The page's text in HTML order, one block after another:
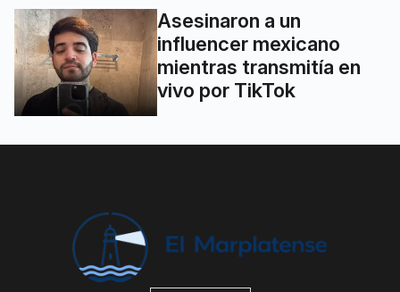
Asesinaron a un
influencer mexicano
mientras transmitía en
vivo por TikTok